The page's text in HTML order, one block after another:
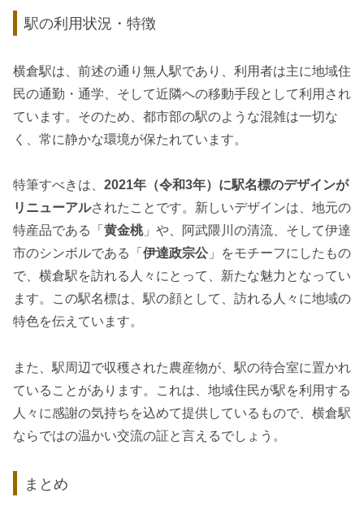
駅の利用状況・特徴
横倉駅は、前述の通り無人駅であり、利用者は主に地域住
民の通勤・通学、そして近隣への移動手段として利用され
ています。そのため、都市部の駅のような混雑は一切な
く、常に静かな環境が保たれています。
特筆すべきは、 2021年（令和3年）に駅名標のデザインが
リニューアルされたことです。新しいデザインは、地元の
特産品である「 黄金桃」や、阿武隈川の清流、そして伊達
市のシンボルである「 伊達政宗公」をモチーフにしたもの
で、横倉駅を訪れる人々にとって、新たな魅力となってい
ます。この駅名標は、駅の顔として、訪れる人々に地域の
特色を伝えています。
また、駅周辺で収穫された農産物が、駅の待合室に置かれ
ていることがあります。これは、地域住民が駅を利用する
人々に感謝の気持ちを込めて提供しているもので、横倉駅
ならではの温かい交流の証と言えるでしょう。
まとめ